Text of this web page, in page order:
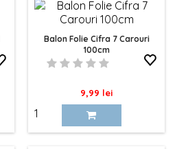
Balon Folie Cifra 7 Carouri
100cm
Pret
9,99 lei